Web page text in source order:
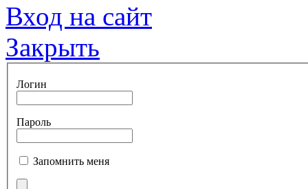
Вход на сайт
Закрыть
Логин
Пароль
Запомнить меня